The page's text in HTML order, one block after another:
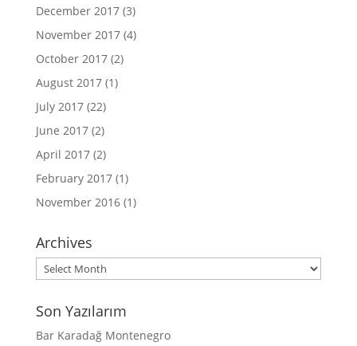
December 2017(3)
November 2017(4)
October 2017(2)
August 2017(1)
July 2017(22)
June 2017(2)
April 2017(2)
February 2017(1)
November 2016(1)
Archives
Archives
Son Yazılarım
Bar Karadağ Montenegro